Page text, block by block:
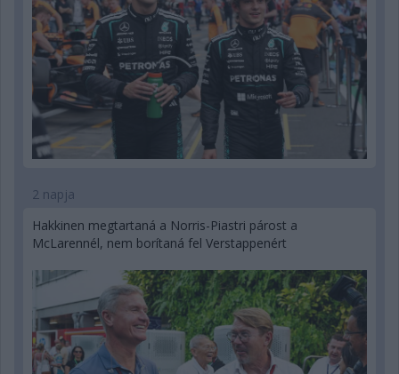
2 napja
Hakkinen megtartaná a Norris-Piastri párost a
McLarennél, nem borítaná fel Verstappenért